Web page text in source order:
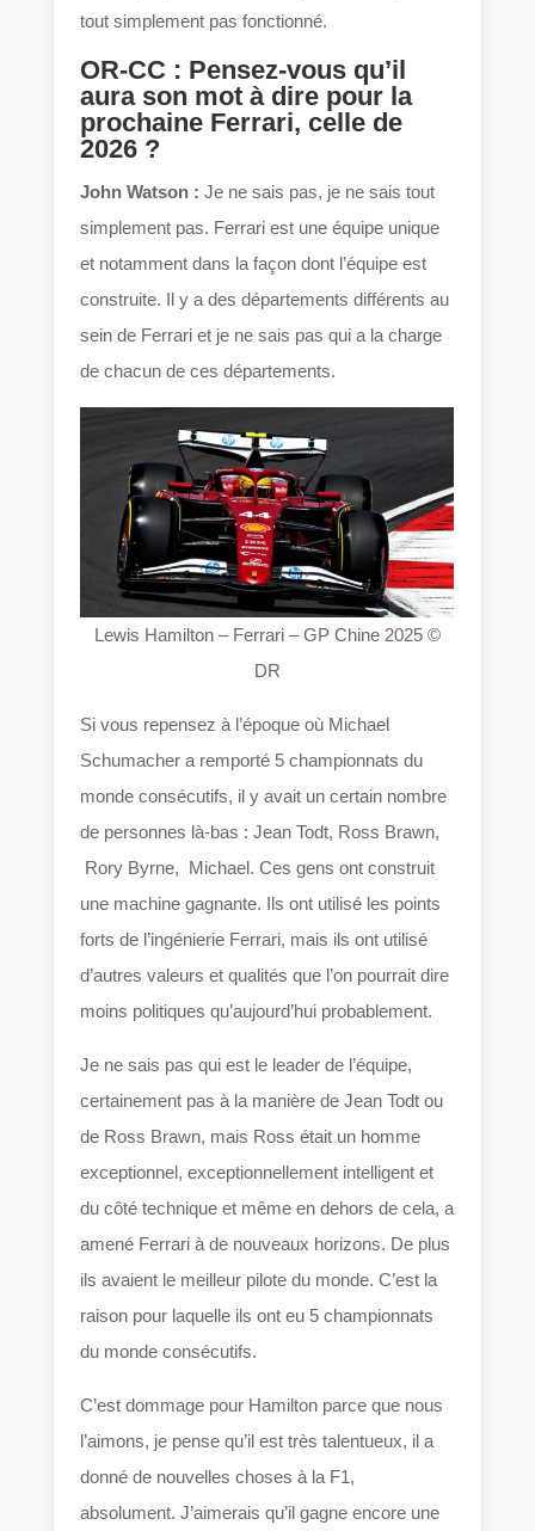
tout simplement pas fonctionné.
OR-CC : Pensez-vous qu’il
aura son mot à dire pour la
prochaine Ferrari, celle de
2026 ?
John Watson :Je ne sais pas, je ne sais tout
simplement pas. Ferrari est une équipe unique
et notamment dans la façon dont l’équipe est
construite. Il y a des départements différents au
sein de Ferrari et je ne sais pas qui a la charge
de chacun de ces départements.
Lewis Hamilton – Ferrari – GP Chine 2025 ©
DR
Si vous repensez à l’époque où Michael
Schumacher a remporté 5 championnats du
monde consécutifs, il y avait un certain nombre
de personnes là-bas : Jean Todt, Ross Brawn,
Rory Byrne, Michael. Ces gens ont construit
une machine gagnante. Ils ont utilisé les points
forts de l’ingénierie Ferrari, mais ils ont utilisé
d’autres valeurs et qualités que l’on pourrait dire
moins politiques qu’aujourd’hui probablement.
Je ne sais pas qui est le leader de l’équipe,
certainement pas à la manière de Jean Todt ou
de Ross Brawn, mais Ross était un homme
exceptionnel, exceptionnellement intelligent et
du côté technique et même en dehors de cela, a
amené Ferrari à de nouveaux horizons. De plus
ils avaient le meilleur pilote du monde. C’est la
raison pour laquelle ils ont eu 5 championnats
du monde consécutifs.
C’est dommage pour Hamilton parce que nous
l’aimons, je pense qu’il est très talentueux, il a
donné de nouvelles choses à la F1,
absolument. J’aimerais qu’il gagne encore une